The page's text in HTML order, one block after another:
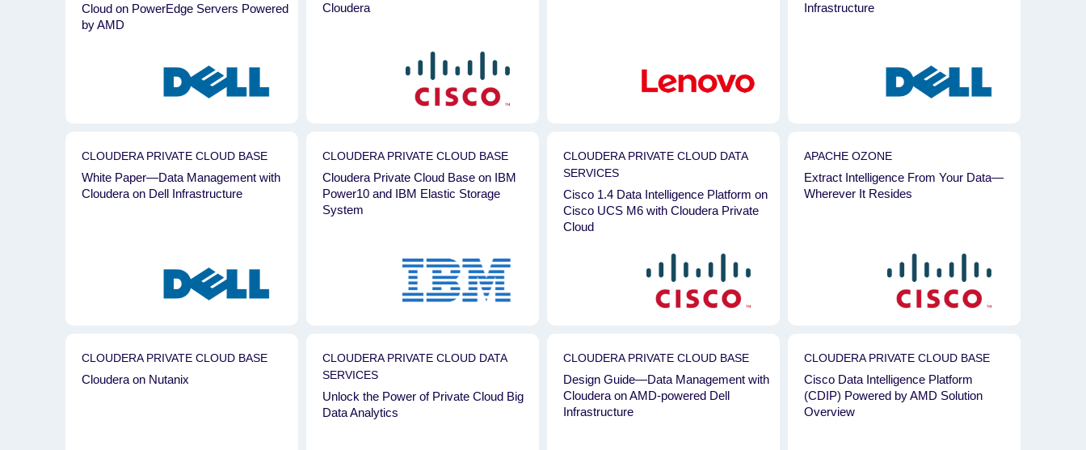
Cloud on PowerEdge Servers Powered
by AMD
Cloudera
Infrastructure
CLOUDERA PRIVATE CLOUD BASE
White Paper—Data Management with
Cloudera on Dell Infrastructure
CLOUDERA PRIVATE CLOUD BASE
Cloudera Private Cloud Base on IBM
Power10 and IBM Elastic Storage
System
CLOUDERA PRIVATE CLOUD DATA
SERVICES
Cisco 1.4 Data Intelligence Platform on
Cisco UCS M6 with Cloudera Private
Cloud
APACHE OZONE
Extract Intelligence From Your Data—
Wherever It Resides
CLOUDERA PRIVATE CLOUD BASE
Cloudera on Nutanix
CLOUDERA PRIVATE CLOUD DATA
SERVICES
Unlock the Power of Private Cloud Big
Data Analytics
CLOUDERA PRIVATE CLOUD BASE
Design Guide—Data Management with
Cloudera on AMD-powered Dell
Infrastructure
CLOUDERA PRIVATE CLOUD BASE
Cisco Data Intelligence Platform
(CDIP) Powered by AMD Solution
Overview